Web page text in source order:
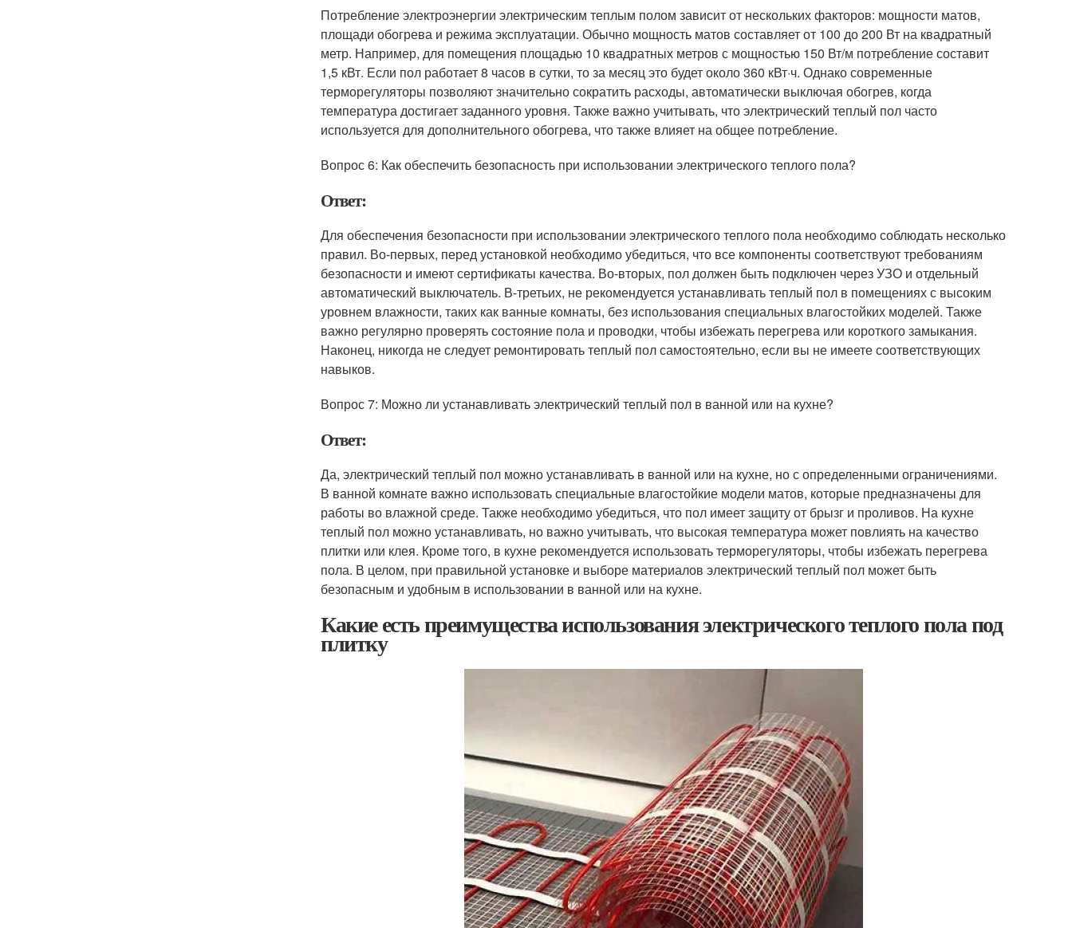
Потребление электроэнергии электрическим теплым полом зависит от нескольких факторов: мощности матов,
площади обогрева и режима эксплуатации. Обычно мощность матов составляет от 100 до 200 Вт на квадратный
метр. Например, для помещения площадью 10 квадратных метров с мощностью 150 Вт/м потребление составит
1,5 кВт. Если пол работает 8 часов в сутки, то за месяц это будет около 360 кВт·ч. Однако современные
терморегуляторы позволяют значительно сократить расходы, автоматически выключая обогрев, когда
температура достигает заданного уровня. Также важно учитывать, что электрический теплый пол часто
используется для дополнительного обогрева, что также влияет на общее потребление.
Вопрос 6: Как обеспечить безопасность при использовании электрического теплого пола?
Ответ:
Для обеспечения безопасности при использовании электрического теплого пола необходимо соблюдать несколько
правил. Во-первых, перед установкой необходимо убедиться, что все компоненты соответствуют требованиям
безопасности и имеют сертификаты качества. Во-вторых, пол должен быть подключен через УЗО и отдельный
автоматический выключатель. В-третьих, не рекомендуется устанавливать теплый пол в помещениях с высоким
уровнем влажности, таких как ванные комнаты, без использования специальных влагостойких моделей. Также
важно регулярно проверять состояние пола и проводки, чтобы избежать перегрева или короткого замыкания.
Наконец, никогда не следует ремонтировать теплый пол самостоятельно, если вы не имеете соответствующих
навыков.
Вопрос 7: Можно ли устанавливать электрический теплый пол в ванной или на кухне?
Ответ:
Да, электрический теплый пол можно устанавливать в ванной или на кухне, но с определенными ограничениями.
В ванной комнате важно использовать специальные влагостойкие модели матов, которые предназначены для
работы во влажной среде. Также необходимо убедиться, что пол имеет защиту от брызг и проливов. На кухне
теплый пол можно устанавливать, но важно учитывать, что высокая температура может повлиять на качество
плитки или клея. Кроме того, в кухне рекомендуется использовать терморегуляторы, чтобы избежать перегрева
пола. В целом, при правильной установке и выборе материалов электрический теплый пол может быть
безопасным и удобным в использовании в ванной или на кухне.
Какие есть преимущества использования электрического теплого пола под
плитку